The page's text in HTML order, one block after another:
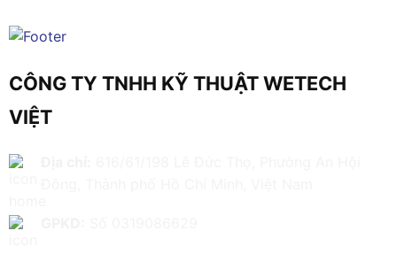
CÔNG TY TNHH KỸ THUẬT WETECH
VIỆT